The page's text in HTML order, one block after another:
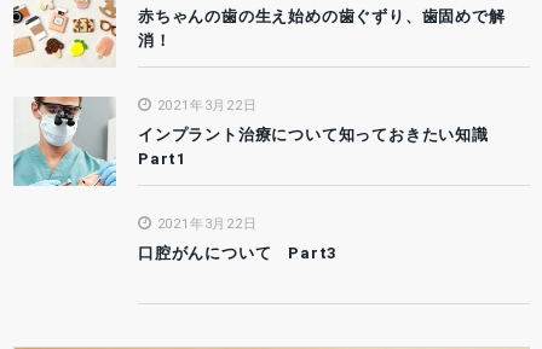
赤ちゃんの歯の生え始めの歯ぐずり、歯固めで解
消！
2021年3月22日
インプラント治療について知っておきたい知識
Part1
2021年3月22日
口腔がんについて Part3